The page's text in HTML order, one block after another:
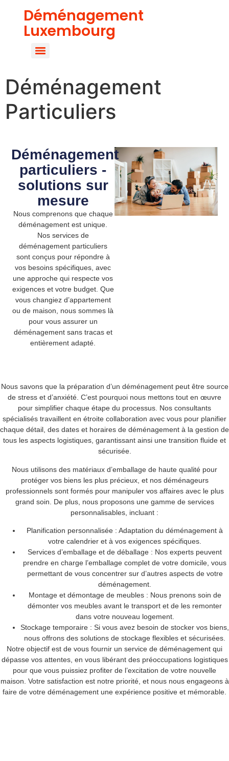
Déménagement
Luxembourg
Déménagement
Particuliers
Déménagement
particuliers -
solutions sur
mesure
Nous comprenons que chaque
déménagement est unique.
Nos services de
déménagement particuliers
sont conçus pour répondre à
vos besoins spécifiques, avec
une approche qui respecte vos
exigences et votre budget. Que
vous changiez d’appartement
ou de maison, nous sommes là
pour vous assurer un
déménagement sans tracas et
entièrement adapté.
Nous savons que la préparation d’un déménagement peut être source
de stress et d’anxiété. C’est pourquoi nous mettons tout en œuvre
pour simplifier chaque étape du processus. Nos consultants
spécialisés travaillent en étroite collaboration avec vous pour planifier
chaque détail, des dates et horaires de déménagement à la gestion de
tous les aspects logistiques, garantissant ainsi une transition fluide et
sécurisée.
Nous utilisons des matériaux d’emballage de haute qualité pour
protéger vos biens les plus précieux, et nos déménageurs
professionnels sont formés pour manipuler vos affaires avec le plus
grand soin. De plus, nous proposons une gamme de services
personnalisables, incluant :
Planification personnalisée : Adaptation du déménagement à
votre calendrier et à vos exigences spécifiques.
Services d’emballage et de déballage : Nos experts peuvent
prendre en charge l’emballage complet de votre domicile, vous
permettant de vous concentrer sur d’autres aspects de votre
déménagement.
Montage et démontage de meubles : Nous prenons soin de
démonter vos meubles avant le transport et de les remonter
dans votre nouveau logement.
Stockage temporaire : Si vous avez besoin de stocker vos biens,
nous offrons des solutions de stockage flexibles et sécurisées.
Notre objectif est de vous fournir un service de déménagement qui
dépasse vos attentes, en vous libérant des préoccupations logistiques
pour que vous puissiez profiter de l’excitation de votre nouvelle
maison. Votre satisfaction est notre priorité, et nous nous engageons à
faire de votre déménagement une expérience positive et mémorable.